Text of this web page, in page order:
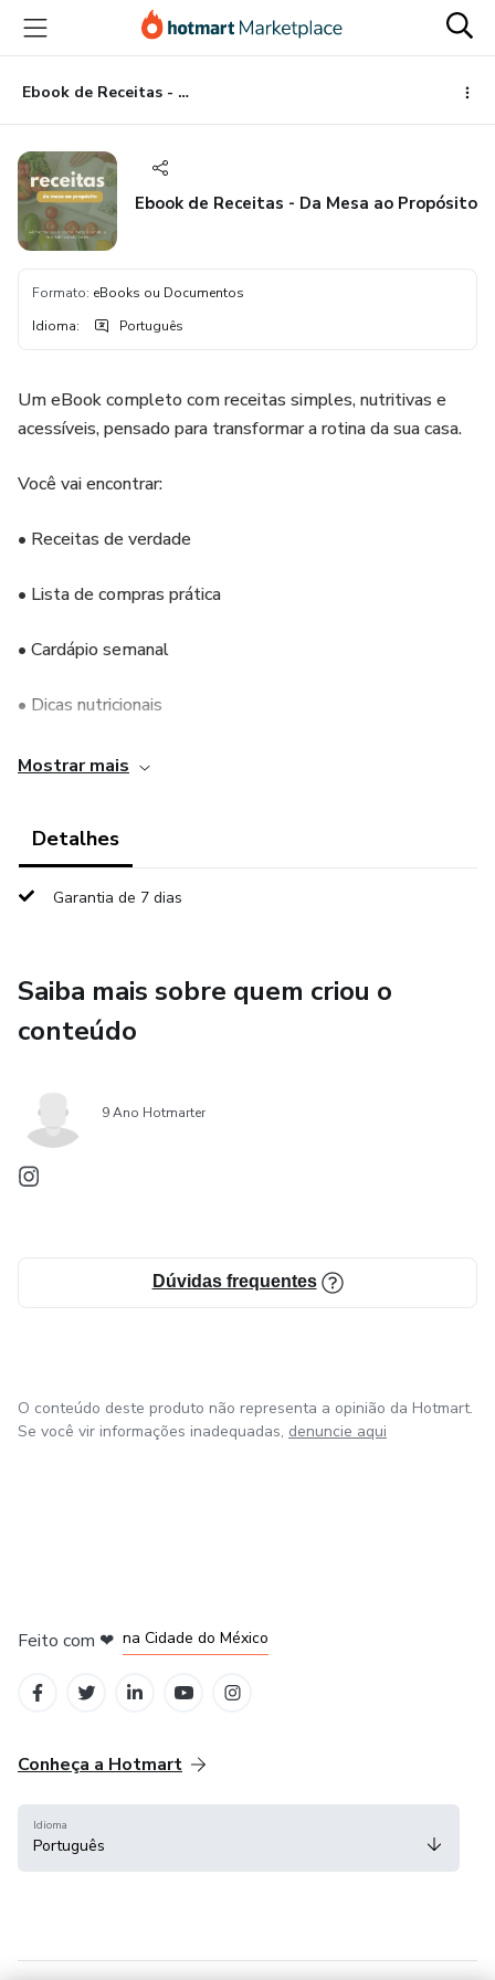
para
conteúdo
principal
para
pagamento
para
rodapé
Ebook de Receitas - Da Mesa ao Propósito
Ebook de Receitas - Da Mesa ao Propósito
Formato: eBooks ou Documentos
Idioma: Português
Um eBook completo com receitas simples, nutritivas e
acessíveis, pensado para transformar a rotina da sua casa.
Você vai encontrar:
• Receitas de verdade
• Lista de compras prática
• Cardápio semanal
• Dicas nutricionais
• Devocionais bíblicos
a cozinha com propósito, saúde e presença de Deus.
Mostrar mais
Detalhes
Garantia de 7 dias
Saiba mais sobre quem criou o
conteúdo
9 Ano Hotmarter
Dúvidas frequentes
O conteúdo deste produto não representa a opinião da Hotmart.
Se você vir informações inadequadas, denuncie aqui
Feito com ❤ na Cidade do México
Conheça a Hotmart
Idioma
Português